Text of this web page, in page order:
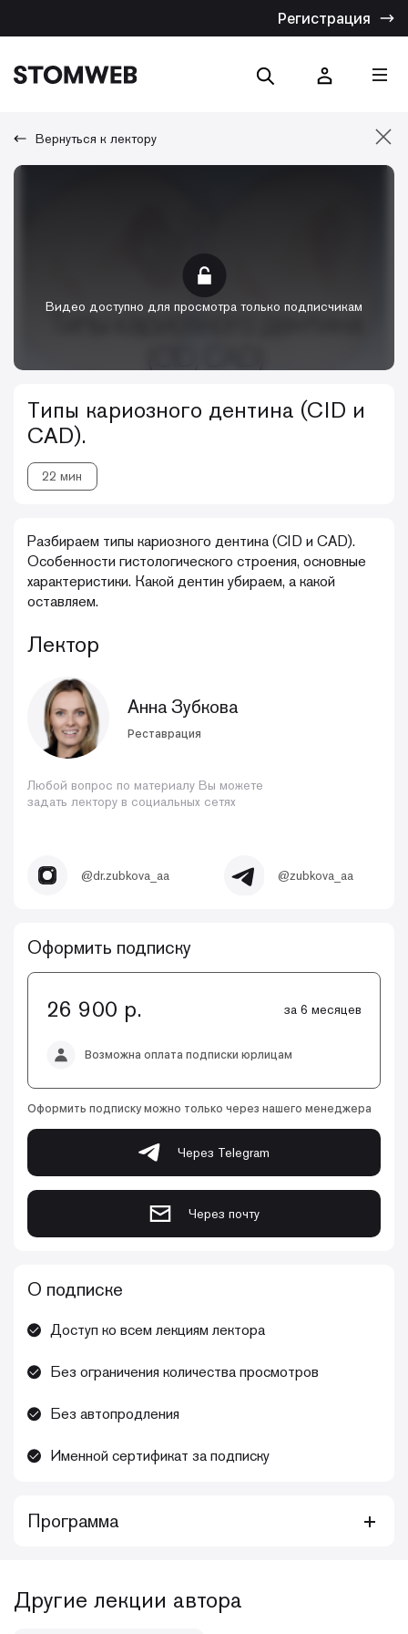
Регистрация
Вернуться к лектору
Видео доступно для просмотра только подписчикам
Типы кариозного дентина (CID и
CAD).
22 мин
Разбираем типы кариозного дентина (CID и CAD).
Особенности гистологического строения, основные
характеристики. Какой дентин убираем, а какой
оставляем.
Лектор
Анна Зубкова
Реставрация
Любой вопрос по материалу Вы можете
задать лектору в социальных сетях
@dr.zubkova_aa @zubkova_aa
Оформить подписку
26 900 р. за 6 месяцев
Возможна оплата подписки юрлицам
Оформить подписку можно только через нашего менеджера
Через Telegram
Через почту
О подписке
Доступ ко всем лекциям лектора
Без ограничения количества просмотров
Без автопродления
Именной сертификат за подписку
Программа
предсказуемого результата» включает видеозаписи
лечения у детей и взрослых, теоретический блок,
Другие лекции автора
Отмена